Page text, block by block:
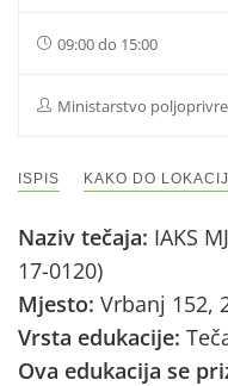
09:00 do 15:00
Ministarstvo
ISPIS KAKO DO
Naziv tečaja: IAKS
17-0120)
Mjesto: Vrbanj 152,
Vrsta edukacije:
Ova edukacija se